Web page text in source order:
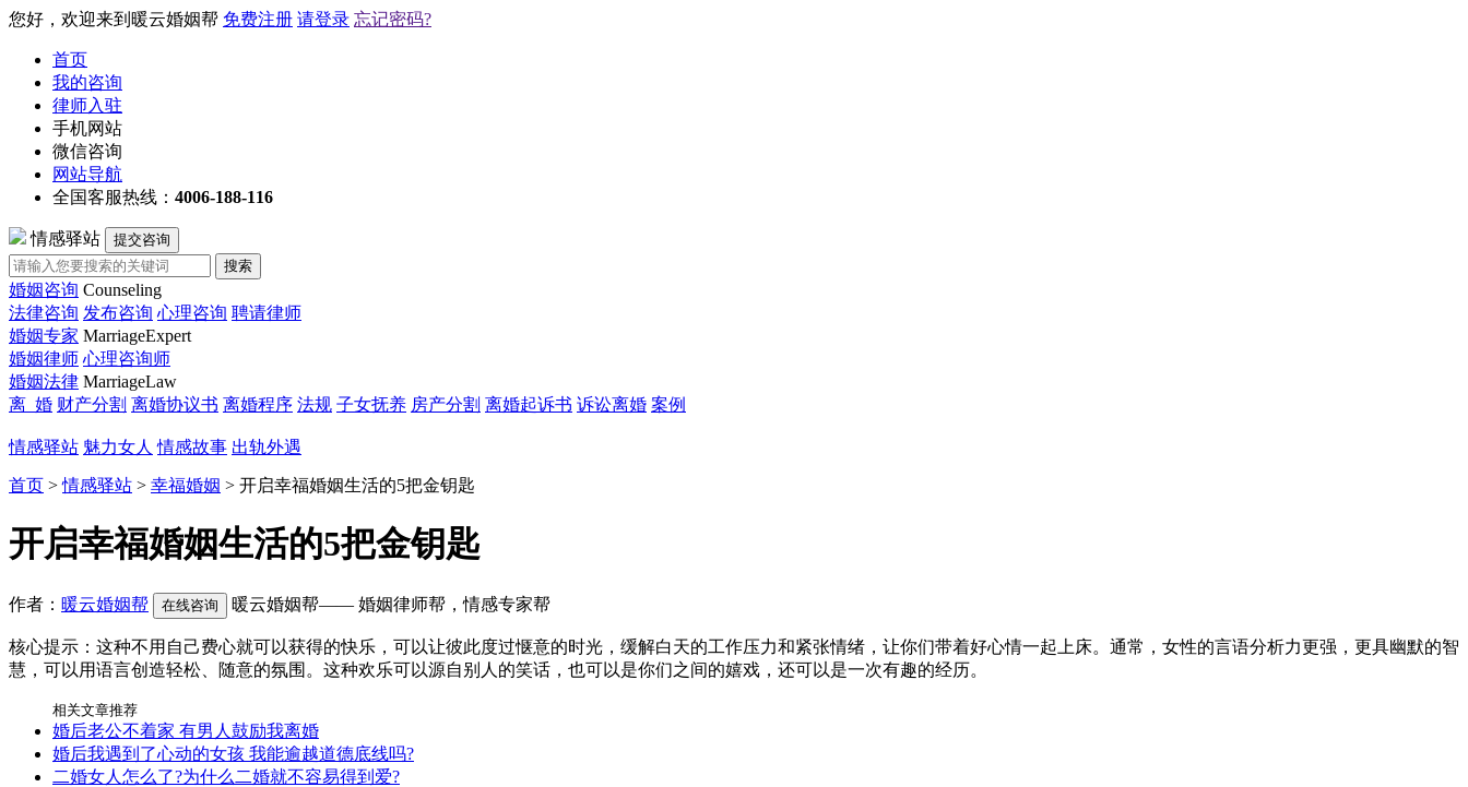
您好，欢迎来到暖云婚姻帮 免费注册 请登录 忘记密码?
首页
我的咨询
律师入驻
手机网站
微信咨询
网站导航
全国客服热线： 4006-188-116
情感驿站
提交咨询
搜索
婚姻咨询 Counseling
法律咨询 发布咨询 心理咨询 聘请律师
婚姻专家 MarriageExpert
婚姻律师 心理咨询师
婚姻法律 MarriageLaw
离 婚 财产分割 离婚协议书 离婚程序 法规 子女抚养 房产分割 离婚起诉书 诉讼离婚 案例
情感驿站 魅力女人 情感故事 出轨外遇
首页 >情感驿站 > 幸福婚姻 > 开启幸福婚姻生活的5把金钥匙
开启幸福婚姻生活的5把金钥匙
作者： 暖云婚姻帮 在线咨询 暖云婚姻帮—— 婚姻律师帮，情感专家帮
核心提示：这种不用自己费心就可以获得的快乐，可以让彼此度过惬意的时光，缓解白天的工作压力和紧张情绪，让你们带着好心情一起上床。通常，女性的言语分析力更强，更具幽默的智
慧，可以用语言创造轻松、随意的氛围。这种欢乐可以源自别人的笑话，也可以是你们之间的嬉戏，还可以是一次有趣的经历。
相关文章推荐
婚后老公不着家 有男人鼓励我离婚
婚后我遇到了心动的女孩 我能逾越道德底线吗?
二婚女人怎么了?为什么二婚就不容易得到爱?